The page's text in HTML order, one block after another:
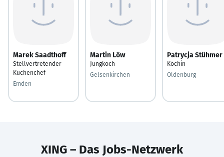
Marek Saadthoff
Stellvertretender
Küchenchef
Emden
Martin Löw
Jungkoch
Gelsenkirchen
Patrycja Stühmer
Köchin
Oldenburg
XING – Das Jobs-Netzwerk